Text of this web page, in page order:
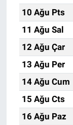
10 Ağu Pts
11 Ağu Sal
12 Ağu Çar
13 Ağu Per
14 Ağu Cum
15 Ağu Cts
16 Ağu Paz